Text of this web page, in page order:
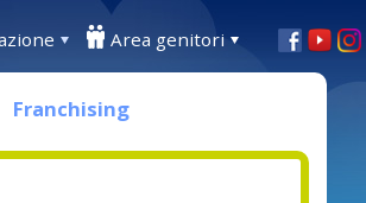
Area genitori
Franchising